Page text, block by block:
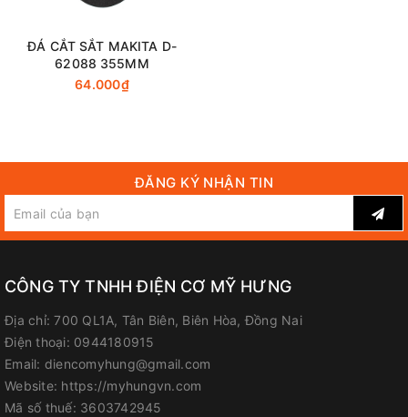
ĐÁ CẮT SẮT MAKITA D-
62088 355MM
64.000₫
ĐĂNG KÝ NHẬN TIN
CÔNG TY TNHH ĐIỆN CƠ MỸ HƯNG
Địa chỉ: 700 QL1A, Tân Biên, Biên Hòa, Đồng Nai
Điện thoại: 0944180915
Email: diencomyhung@gmail.com
Website: https://myhungvn.com
Mã số thuế: 3603742945